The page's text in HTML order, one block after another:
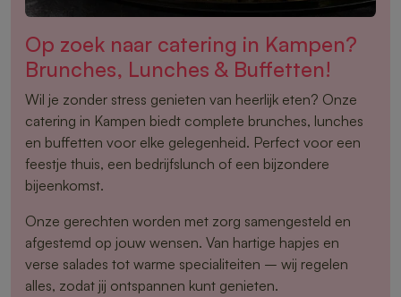
Op zoek naar catering in Kampen?
Brunches, Lunches & Buffetten!
Wil je zonder stress genieten van heerlijk eten? Onze
catering in Kampen biedt complete brunches, lunches
en buffetten voor elke gelegenheid. Perfect voor een
feestje thuis, een bedrijfslunch of een bijzondere
bijeenkomst.
Onze gerechten worden met zorg samengesteld en
afgestemd op jouw wensen. Van hartige hapjes en
verse salades tot warme specialiteiten – wij regelen
alles, zodat jij ontspannen kunt genieten.